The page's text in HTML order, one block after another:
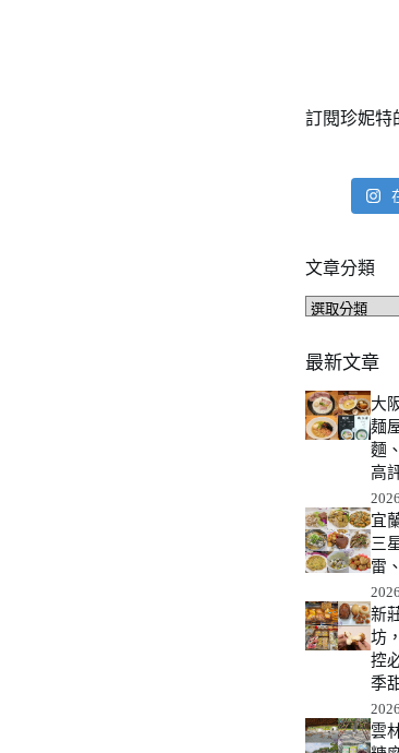
訂閱珍妮特
文章分類
文
分
類
最新文章
大
麺
麵
高
宜
三
雷
新
坊
控
季
雲